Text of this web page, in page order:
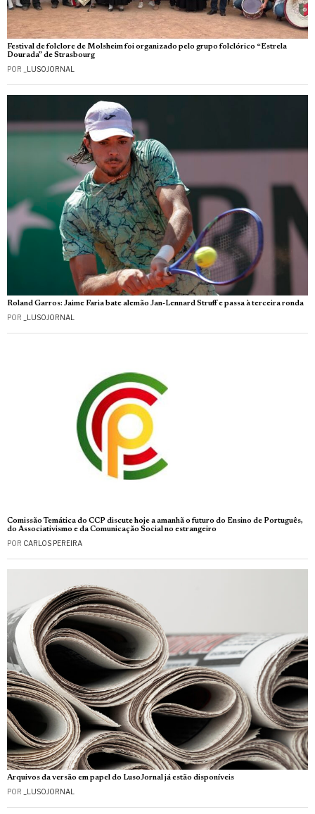
Festival de folclore de Molsheim foi organizado pelo grupo folclórico “Estrela
Dourada” de Strasbourg
POR _LUSOJORNAL
Roland Garros: Jaime Faria bate alemão Jan-Lennard Struff e passa à terceira ronda
POR _LUSOJORNAL
Comissão Temática do CCP discute hoje a amanhã o futuro do Ensino de Português,
do Associativismo e da Comunicação Social no estrangeiro
POR CARLOS PEREIRA
Arquivos da versão em papel do LusoJornal já estão disponíveis
POR _LUSOJORNAL